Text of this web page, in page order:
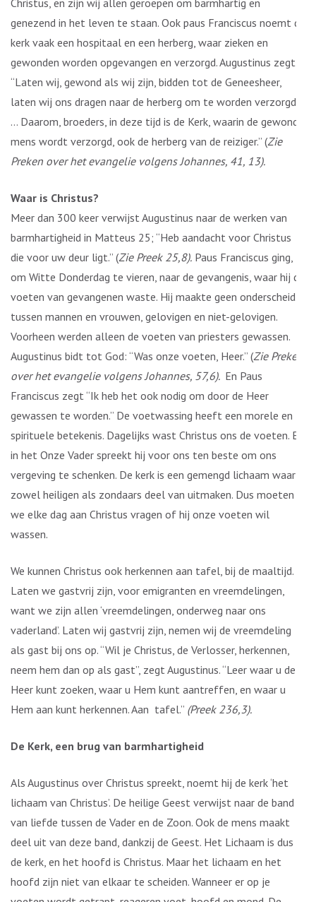
Christus, en zijn wij allen geroepen om barmhartig en
genezend in het leven te staan. Ook paus Franciscus noemt de
kerk vaak een hospitaal en een herberg, waar zieken en
gewonden worden opgevangen en verzorgd. Augustinus zegt:
“Laten wij, gewond als wij zijn, bidden tot de Geneesheer,
laten wij ons dragen naar de herberg om te worden verzorgd
… Daarom, broeders, in deze tijd is de Kerk, waarin de gewonde
mens wordt verzorgd, ook de herberg van de reiziger.” (Zie
Preken over het evangelie volgens Johannes, 41, 13).
Waar is Christus?
Meer dan 300 keer verwijst Augustinus naar de werken van
barmhartigheid in Matteus 25; “Heb aandacht voor Christus
die voor uw deur ligt.” (Zie Preek 25,8). Paus Franciscus ging,
om Witte Donderdag te vieren, naar de gevangenis, waar hij de
voeten van gevangenen waste. Hij maakte geen onderscheid
tussen mannen en vrouwen, gelovigen en niet-gelovigen.
Voorheen werden alleen de voeten van priesters gewassen.
Augustinus bidt tot God: “Was onze voeten, Heer.” (Zie Preken
over het evangelie volgens Johannes, 57,6). En Paus
Franciscus zegt “Ik heb het ook nodig om door de Heer
gewassen te worden.” De voetwassing heeft een morele en
spirituele betekenis. Dagelijks wast Christus ons de voeten. En
in het Onze Vader spreekt hij voor ons ten beste om ons
vergeving te schenken. De kerk is een gemengd lichaam waar
zowel heiligen als zondaars deel van uitmaken. Dus moeten
we elke dag aan Christus vragen of hij onze voeten wil
wassen.
We kunnen Christus ook herkennen aan tafel, bij de maaltijd.
Laten we gastvrij zijn, voor emigranten en vreemdelingen,
want we zijn allen ‘vreemdelingen, onderweg naar ons
vaderland’. Laten wij gastvrij zijn, nemen wij de vreemdeling
als gast bij ons op. “Wil je Christus, de Verlosser, herkennen,
neem hem dan op als gast”, zegt Augustinus. “Leer waar u de
Heer kunt zoeken, waar u Hem kunt aantreffen, en waar u
Hem aan kunt herkennen. Aan tafel.” (Preek 236,3).
De Kerk, een brug van barmhartigheid
Als Augustinus over Christus spreekt, noemt hij de kerk ‘het
lichaam van Christus’. De heilige Geest verwijst naar de band
van liefde tussen de Vader en de Zoon. Ook de mens maakt
deel uit van deze band, dankzij de Geest. Het Lichaam is dus
de kerk, en het hoofd is Christus. Maar het lichaam en het
hoofd zijn niet van elkaar te scheiden. Wanneer er op je